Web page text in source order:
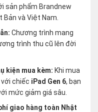
sản phẩm Brandnew
và Việt Nam.
Chương trình mang
trình thu cũ lên đời
kiện mua kèm:Khi mua
chiếc iPad Gen 6, bạn
mức giảm giá sâu.
giao hàng toàn Nhật